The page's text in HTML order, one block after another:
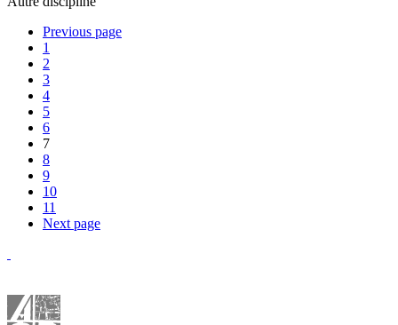
Previous page
1
2
3
4
5
6
7
8
9
10
11
Next page